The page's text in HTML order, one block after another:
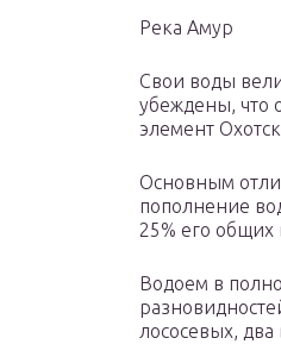
Река Амур
Свои воды
убеждены, что
элемент
Основным
пополнение
25% его общих
Водоем в
лососевых,